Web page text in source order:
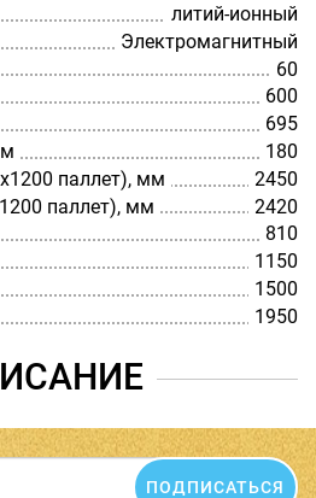
литий-ионный
Электромагнитный
60
600
695
180
паллет), мм
2450
паллет), мм
2420
810
1150
1500
1950
ПОДПИСАТЬСЯ